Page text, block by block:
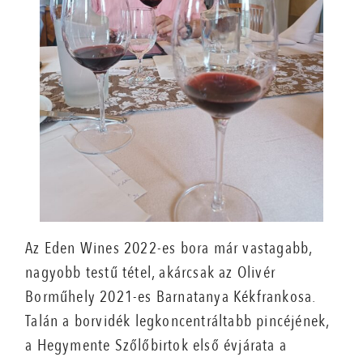
Az Eden Wines 2022-es bora már vastagabb,
nagyobb testű tétel, akárcsak az Olivér
Borműhely 2021-es Barnatanya Kékfrankosa.
Talán a borvidék legkoncentráltabb pincéjének,
a Hegymente Szőlőbirtok első évjárata a